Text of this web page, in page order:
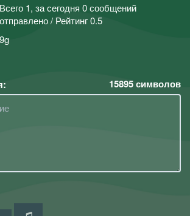
Всего 1, за сегодня 0 сообщений
отправлено / Рейтинг 0.5
9g
15895символов